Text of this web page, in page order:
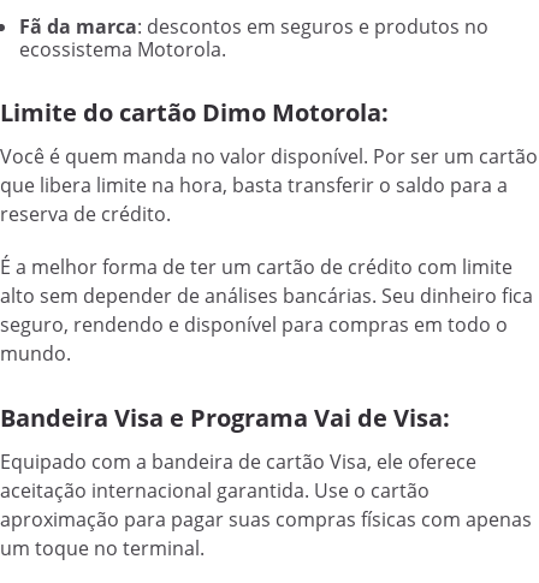
Fã da marca: descontos em seguros e produtos no
ecossistema Motorola.
Limite do cartão Dimo Motorola:
Você é quem manda no valor disponível. Por ser um cartão
que libera limite na hora, basta transferir o saldo para a
reserva de crédito.
É a melhor forma de ter um cartão de crédito com limite
alto sem depender de análises bancárias. Seu dinheiro fica
seguro, rendendo e disponível para compras em todo o
mundo.
Bandeira Visa e Programa Vai de Visa:
Equipado com a bandeira de cartão Visa, ele oferece
aceitação internacional garantida. Use o cartão
aproximação para pagar suas compras físicas com apenas
um toque no terminal.